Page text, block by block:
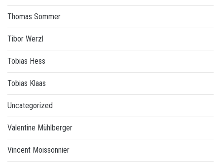
Thomas Sommer
Tibor Werzl
Tobias Hess
Tobias Klaas
Uncategorized
Valentine Mühlberger
Vincent Moissonnier